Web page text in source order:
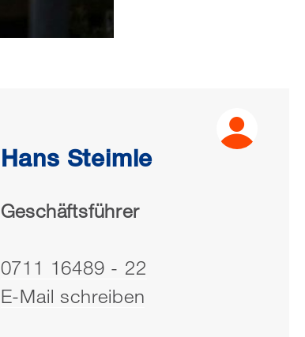
Hans Steimle
Geschäftsführer
0711 16489 - 22
E-Mail schreiben